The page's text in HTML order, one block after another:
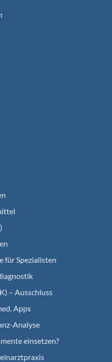
für Spezialisten
– Ausschluss
Apps
Analyse
einsetzen?